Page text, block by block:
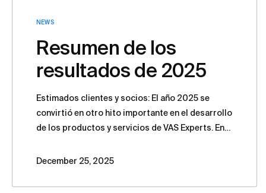
NEWS
Resumen de los
resultados de 2025
Estimados clientes y socios: El año 2025 se
convirtió en otro hito importante en el desarrollo
de los productos y servicios de VAS Experts. En
novedades y logros del año, así como nuestros
December 25, 2025